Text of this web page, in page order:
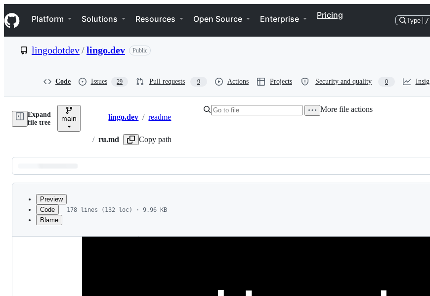
k
i
p
e
Navigation Menu
Platform Solutions Resources Open Source Enterprise Pricing
Type /
lingodotdev/lingo.dev Public
Code Issues 29 Pull requests 9 Actions Projects Security and quality 0
Expand
file tree
main Breadcrumbs
lingo.dev / readme
/ ru.md Copy path
More file actions
Latest
commit
metadata
Preview
Code
Blame
178 lines (132 loc) · 9.96 KB